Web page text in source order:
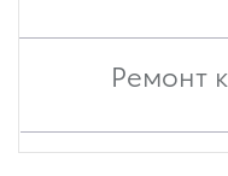
Ремонт